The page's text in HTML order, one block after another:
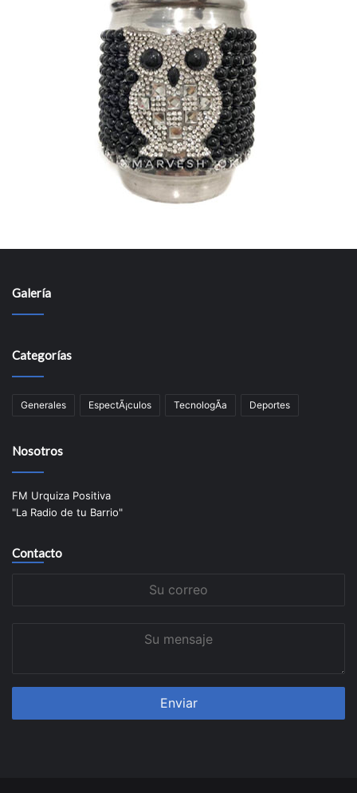
Galería
Categorías
Generales EspectÃ¡culos TecnologÃ­a Deportes
Nosotros
FM Urquiza Positiva
"La Radio de tu Barrio"
Contacto